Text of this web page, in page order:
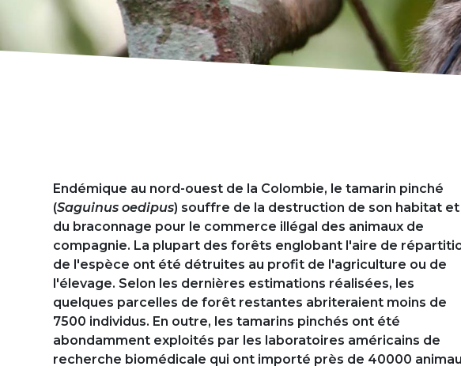
Présentation
Endémique au nord-ouest de la Colombie, le tamarin pinché
(Saguinus oedipus) souffre de la destruction de son habitat et
du braconnage pour le commerce illégal des animaux de
compagnie. La plupart des forêts englobant l'aire de
de l'espèce ont été détruites au profit de l'agriculture ou de
l'élevage. Selon les dernières estimations réalisées, les
quelques parcelles de forêt restantes abriteraient moins de
7500 individus. En outre, les tamarins pinchés ont été
abondamment exploités par les laboratoires américains de
recherche biomédicale qui ont importé près de 40000